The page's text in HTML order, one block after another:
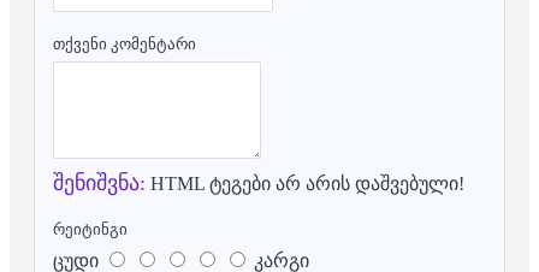
თქვენი კომენტარი
შენიშვნა: HTML ტეგები არ არის დაშვებული!
რეიტინგი
ცუდი კარგი